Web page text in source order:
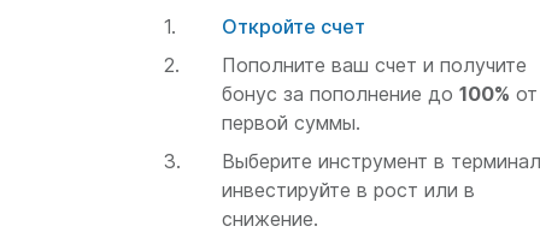
Откройте счет
Пополните ваш счет и получите
бонус за пополнение до 100% от
первой суммы.
Выберите инструмент в
инвестируйте в рост или в
снижение.